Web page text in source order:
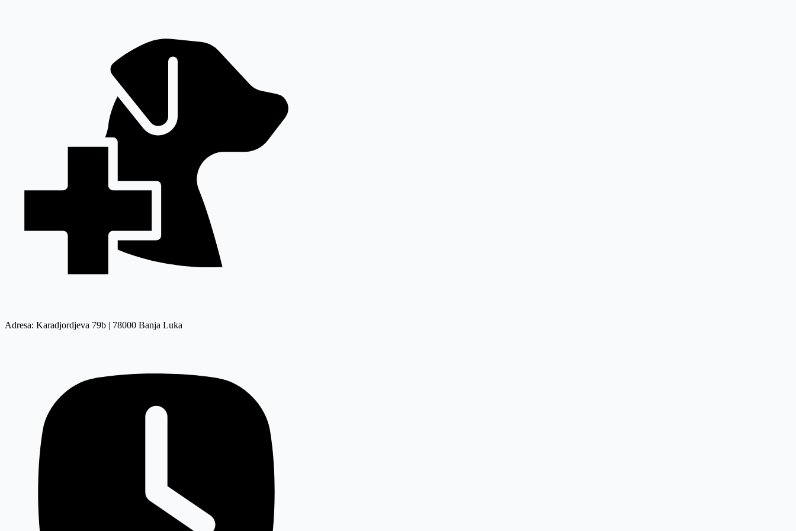
Adresa: Karadjordjeva 79b | 78000 Banja Luka